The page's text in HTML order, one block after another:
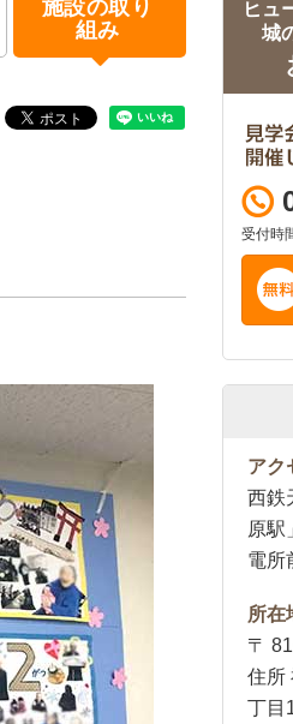
施設の取り
組み
ヒュ
城
受付時
アク
西鉄
原駅
電所
所在
〒
住所
丁目